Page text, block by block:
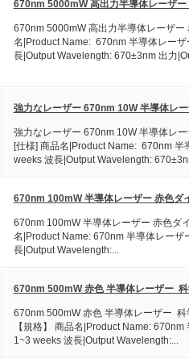
670nm 5000mW 高出力半導体レーザー
670nm 5000mW 高出力半導体レーザー
名|Product Name: 670nm 半導体レー
長|Output Wavelength: 670±3nm 出力
強力なレーザー 670nm 10W 半導体レ
強力なレーザー 670nm 10W 半導体レ
[仕様] 商品名|Product Name: 670nm 半
weeks 波長|Output Wavelength:
670nm 100mW 半導体レーザー 赤色ダ
670nm 100mW 半導体レーザー 赤色ダ
名|Product Name: 670nm 半導体レーザ
長|Output Wavelength:...
670nm 500mW 赤色 半導体レーザー
670nm 500mW 赤色 半導体レーザー
【規格】 商品名|Product Name:
1~3 weeks 波長|Output Wavelength:...